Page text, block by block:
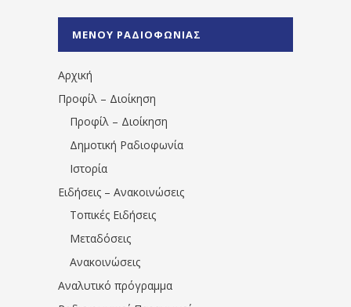
1531194763766854/" artist="" ]
ΜΕΝΟΥ ΡΑΔΙΟΦΩΝΙΑΣ
Αρχική
Προφίλ – Διοίκηση
Προφίλ – Διοίκηση
Δημοτική Ραδιοφωνία
Ιστορία
Ειδήσεις – Ανακοινώσεις
Τοπικές Ειδήσεις
Μεταδόσεις
Ανακοινώσεις
Αναλυτικό πρόγραμμα